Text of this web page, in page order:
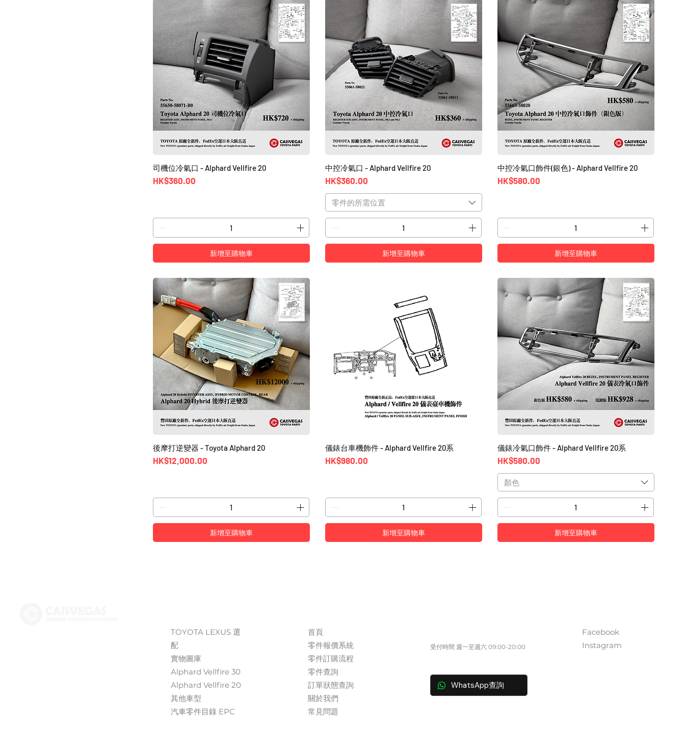
司機位冷氣口 - Alphard Vellfire 20
價格
HK$360.00
新增至購物車
中控冷氣口 - Alphard Vellfire 20
價格
HK$360.00
零件的所需位置
新增至購物車
中控冷氣口飾件(銀色) - Alphard Vellfire 20
價格
HK$580.00
新增至購物車
後摩打逆變器 - Toyota Alphard 20
價格
HK$12,000.00
新增至購物車
儀錶台車機飾件 - Alphard Vellfire 20系
價格
HK$980.00
新增至購物車
儀錶冷氣口飾件 - Alphard Vellfire 20系
價格
HK$580.00
顏色
新增至購物車
TOYOTA LEXUS 選
配
實物圖庫
Alphard Vellfire 30
Alphard Vellfire 20
其他車型
汽車零件目錄 EPC​​
首頁
零件報價系統
​零件訂購流程
零件查詢
訂單狀態查詢
關於我們​
常見問題
受付時間 週一至週六​ 09:00-20:00
WhatsApp查詢
Facebook
Instagram